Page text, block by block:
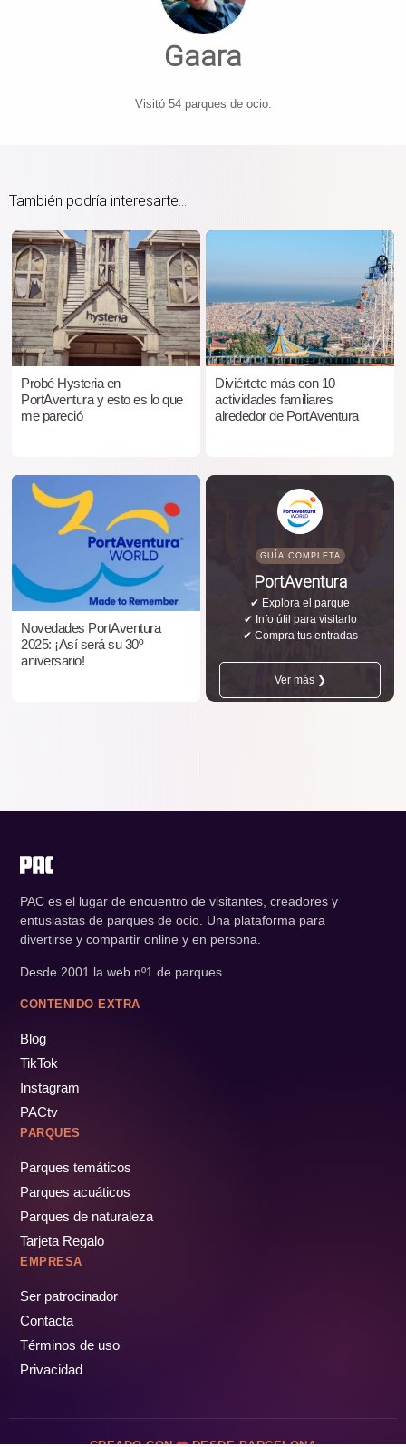
Gaara
Visitó 54 parques de ocio.
También podría interesarte...
Probé Hysteria en
PortAventura y esto es lo que
me pareció
Diviértete más con 10
actividades familiares
alrededor de PortAventura
Novedades PortAventura
2025: ¡Así será su 30º
aniversario!
GUÍA COMPLETA
PortAventura
✔ Explora el parque
✔ Info útil para visitarlo
✔ Compra tus entradas
Ver más ❯
PAC es el lugar de encuentro de visitantes, creadores y
entusiastas de parques de ocio. Una plataforma para
divertirse y compartir online y en persona.
Desde 2001 la web nº1 de parques.
CONTENIDO EXTRA
Blog
TikTok
Instagram
PACtv
PARQUES
Parques temáticos
Parques acuáticos
Parques de naturaleza
Tarjeta Regalo
EMPRESA
Ser patrocinador
Contacta
Términos de uso
Privacidad